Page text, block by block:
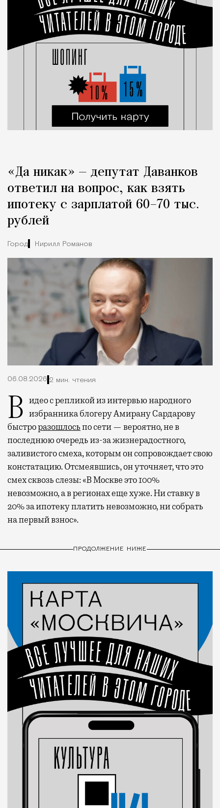
«Да никак» — депутат Даванков
ответил на вопрос, как взять
ипотеку с зарплатой 60–70 тыс.
рублей
Город Кирилл Романов
06.08.2026 2 мин. чтения
Видео с репликой из интервью народного избранника блогеру Амирану Сардарову
быстроразошлосьпо сети — вероятно, не в
последнюю очередь из-за жизнерадостного,
заливистого смеха, которым он сопровождает свою
констатацию. Отсмеявшись, он уточняет, что это
смех сквозь слезы: «В Москве это 100%
невозможно, а в регионах еще хуже. Ни ставку в
20% за ипотеку платить невозможно, ни собрать
на первый взнос».
ПРОДОЛЖЕНИЕ НИЖЕ